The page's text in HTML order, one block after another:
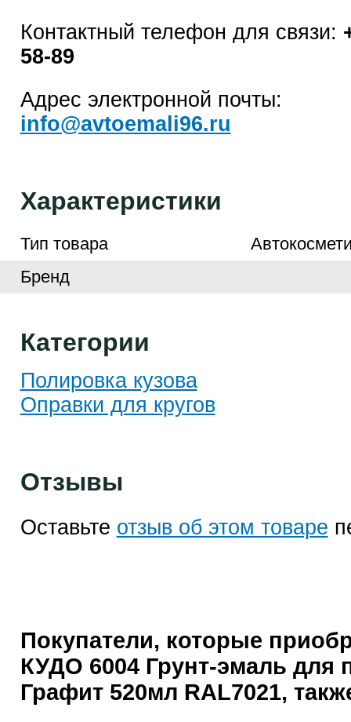
Контактный телефон для связи:
58-89
Адрес электронной почты:
info@avtoemali96.ru
Характеристики
Тип товара
Бренд
Категории
Полировка кузова
Оправки для кругов
Отзывы
Оставьте отзыв об этом товаре
Покупатели, которые
КУДО 6004 Грунт-эмаль для
Графит 520мл RAL7021,